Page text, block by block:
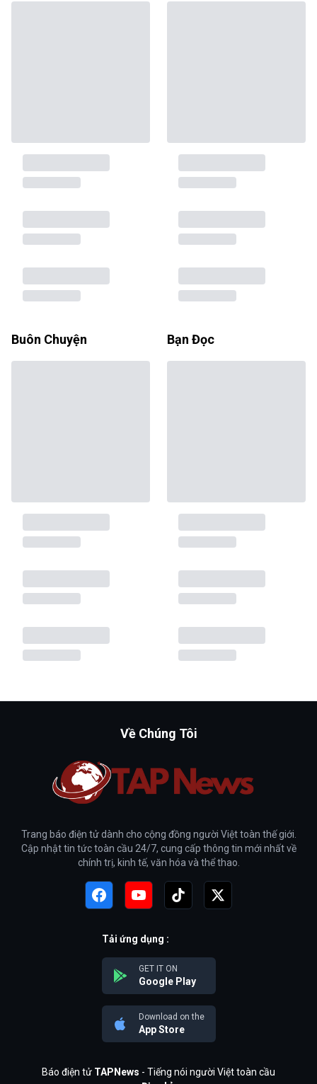
Buôn Chuyện Bạn Đọc
Về Chúng Tôi
Trang báo điện tử dành cho cộng đồng người Việt toàn thế giới.
Cập nhật tin tức toàn cầu 24/7, cung cấp thông tin mới nhất về
chính trị, kinh tế, văn hóa và thể thao.
Tải ứng dụng :
GET IT ON
Google Play
Download on the
App Store
Báo điện tử TAPNews - Tiếng nói người Việt toàn cầu